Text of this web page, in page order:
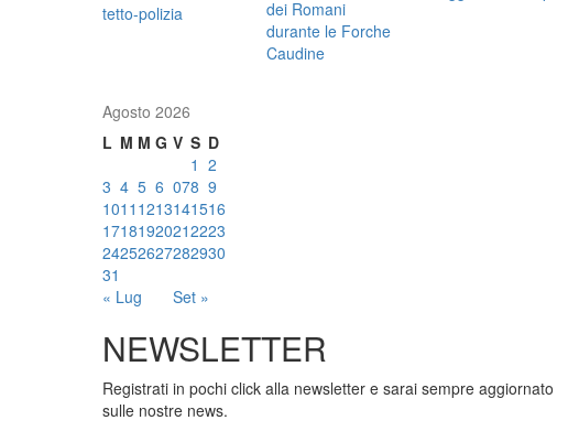
Agosto 2026
L M M G V S D
« Lug Set »
1 2
3 4 5 6 078 9
1011 1213141516
17181920212223
24252627282930
31
NEWSLETTER
Registrati in pochi click alla newsletter e sarai sempre aggiornato
sulle nostre news.